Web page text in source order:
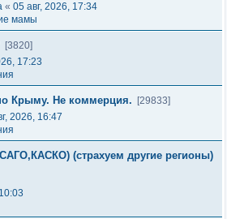
« 05 авг, 2026, 17:34
мамы
[3820]
17:23
Крыму. Не коммерция.
[29833]
2026, 16:47
(страхуем другие регионы)